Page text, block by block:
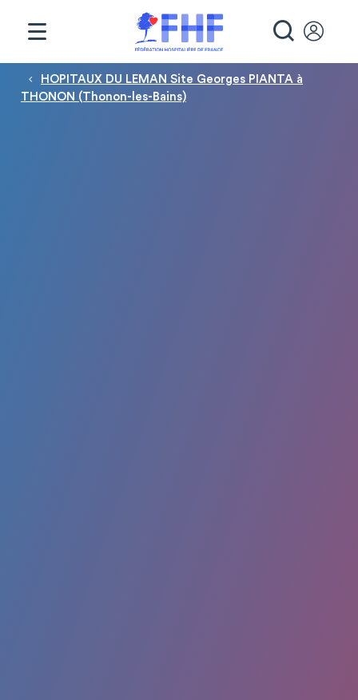
Fil d'Ariane
HOPITAUX DU LEMAN Site Georges PIANTA à
THONON (Thonon-les-Bains)
Panneau de gestion des cookies